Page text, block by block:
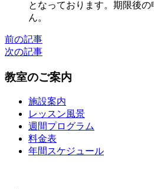
となっております。期限後
ん。
前の記事
次の記事
教室のご案内
施設案内
レッスン風景
週間プログラム
料金表
年間スケジュール